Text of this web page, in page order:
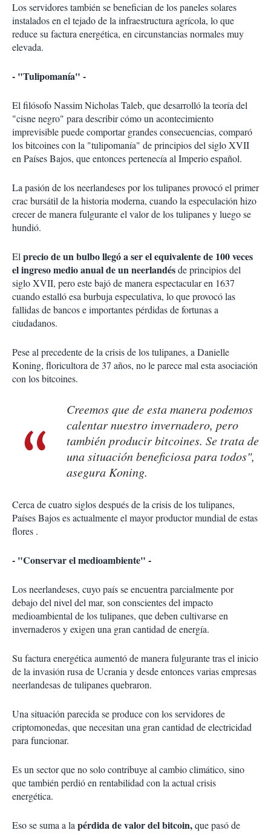
Los servidores también se benefician de los paneles solares
instalados en el tejado de la infraestructura agrícola, lo que
reduce su factura energética, en circunstancias normales muy
elevada.
- "Tulipomanía" -
El filósofo Nassim Nicholas Taleb, que desarrolló la teoría del
"cisne negro" para describir cómo un acontecimiento
imprevisible puede comportar grandes consecuencias, comparó
los bitcoines con la "tulipomanía" de principios del siglo XVII
en Países Bajos, que entonces pertenecía al Imperio español.
La pasión de los neerlandeses por los tulipanes provocó el primer
crac bursátil de la historia moderna, cuando la especulación hizo
crecer de manera fulgurante el valor de los tulipanes y luego se
hundió.
Elprecio de un bulbo llegó a ser el equivalente de 100 veces
el ingreso medio anual de un neerlandésde principios del
siglo XVII, pero este bajó de manera espectacular en 1637
cuando estalló esa burbuja especulativa, lo que provocó las
fallidas de bancos e importantes pérdidas de fortunas a
ciudadanos.
Pese al precedente de la crisis de los tulipanes, a Danielle
Koning, floricultora de 37 años, no le parece mal esta asociación
con los bitcoines.
Creemos que de esta manera podemos
calentar nuestro invernadero, pero
también producir bitcoines. Se trata de
una situación beneficiosa para todos",
asegura Koning.
Cerca de cuatro siglos después de la crisis de los tulipanes,
Países Bajos es actualmente el mayor productor mundial de estas
flores .
- "Conservar el medioambiente" -
Los neerlandeses, cuyo país se encuentra parcialmente por
debajo del nivel del mar, son conscientes del impacto
medioambiental de los tulipanes, que deben cultivarse en
invernaderos y exigen una gran cantidad de energía.
Su factura energética aumentó de manera fulgurante tras el inicio
de la invasión rusa de Ucrania y desde entonces varias empresas
neerlandesas de tulipanes quebraron.
Una situación parecida se produce con los servidores de
criptomonedas, que necesitan una gran cantidad de electricidad
para funcionar.
Es un sector que no solo contribuye al cambio climático, sino
que también perdió en rentabilidad con la actual crisis
energética.
Eso se suma a lapérdida de valor del bitcoin,que pasó de